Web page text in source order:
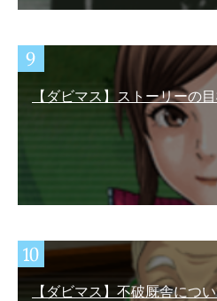
【ダビマス】ストーリーの
【ダビマス】不破厩舎につ